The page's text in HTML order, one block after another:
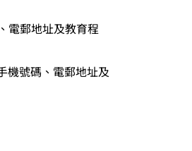
電郵地址及教育程
機號碼、電郵地址及